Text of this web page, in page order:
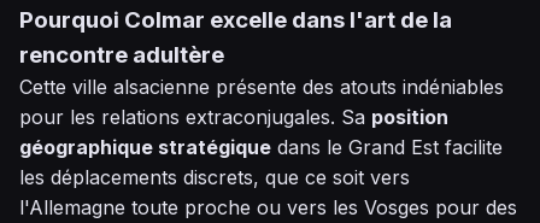
Pourquoi Colmar excelle dans l'art de la
rencontre adultère
Cette ville alsacienne présente des atouts indéniables
pour les relations extraconjugales. Sa position
géographique stratégique dans le Grand Est facilite
les déplacements discrets, que ce soit vers
l'Allemagne toute proche ou vers les Vosges pour des